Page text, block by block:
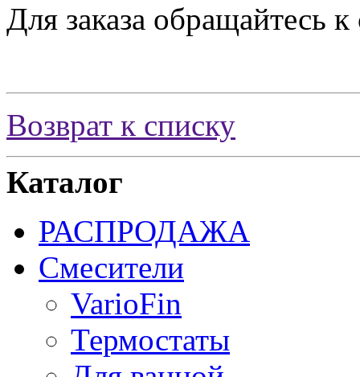
Для заказа обращайтесь
Возврат к списку
Каталог
РАСПРОДАЖА
Смесители
VarioFin
Термостаты